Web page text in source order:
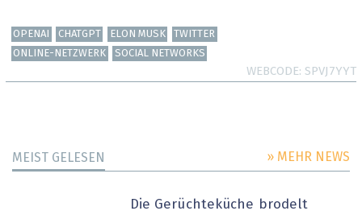
OPENAI CHATGPT ELON MUSK
TWITTER
ONLINE-NETZWERK
SOCIAL NETWORKS
WEBCODE SPVJ7YYT
MEIST GELESEN » MEHR NEWS
Die Gerüchteküche brodelt